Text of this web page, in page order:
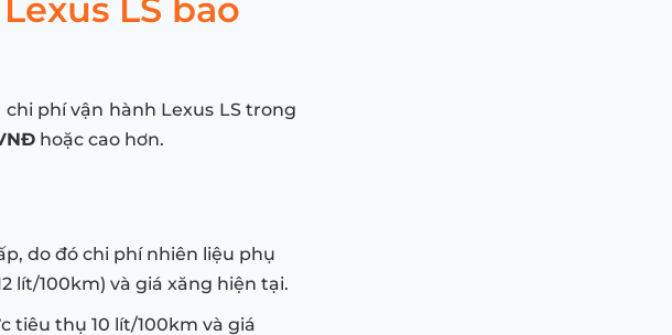
LS bao
phí vận hành Lexus LS trong
hoặc cao hơn.
do đó chi phí nhiên liệu phụ
lít/100km) và giá xăng hiện tại.
tiêu thụ 10 lít/100km và giá